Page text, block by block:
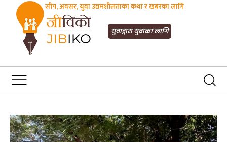
युवाद्वारा युवाका लागि
JIBIKO.COM
सीप, रोजगारी र अवसरका लागि जीविको
सीप, अवसर, युवा उद्यमशीलताका कथा र खबरका लागि